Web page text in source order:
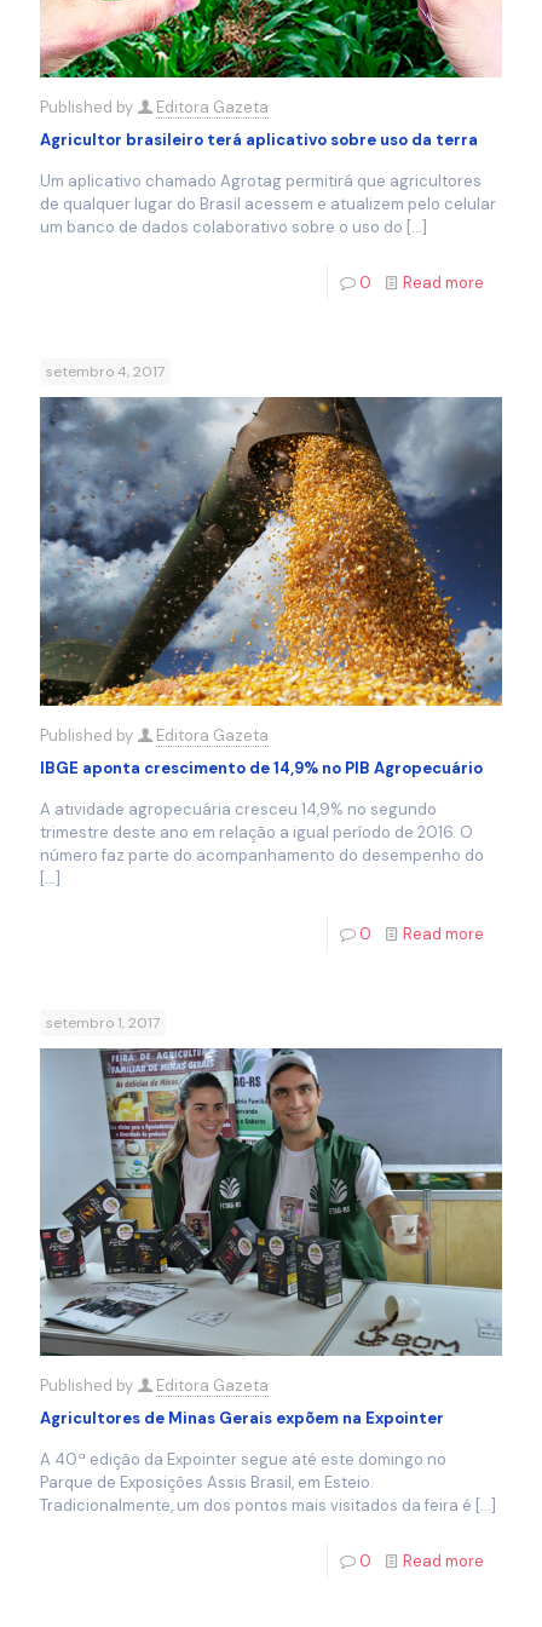
Published by
Editora Gazeta
Agricultor brasileiro terá aplicativo sobre uso da terra
Um aplicativo chamado Agrotag permitirá que agricultores
de qualquer lugar do Brasil acessem e atualizem pelo celular
um banco de dados colaborativo sobre o uso do […]
0 Read more
setembro 4, 2017
Published by
Editora Gazeta
IBGE aponta crescimento de 14,9% no PIB Agropecuário
A atividade agropecuária cresceu 14,9% no segundo
trimestre deste ano em relação a igual período de 2016. O
número faz parte do acompanhamento do desempenho do
[…]
0 Read more
setembro 1, 2017
Published by
Editora Gazeta
Agricultores de Minas Gerais expõem na Expointer
A 40ª edição da Expointer segue até este domingo no
Parque de Exposições Assis Brasil, em Esteio.
Tradicionalmente, um dos pontos mais visitados da feira é […]
0 Read more